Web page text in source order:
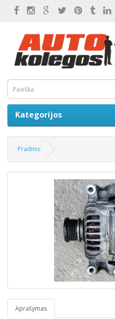
Kategorijos
Pradinis
Aprašymas